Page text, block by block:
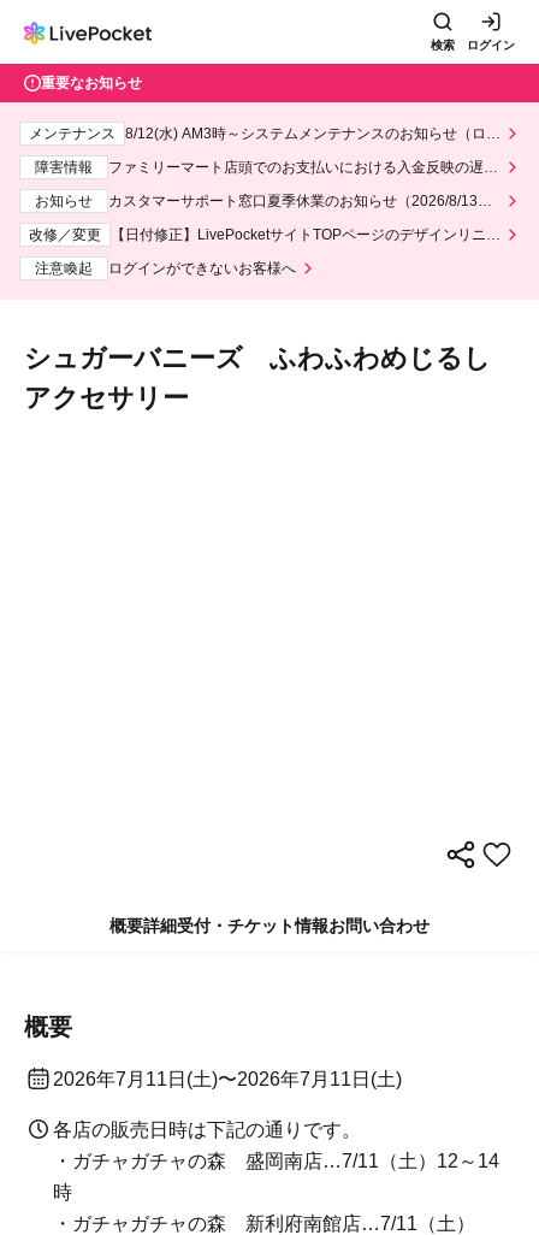
検索 ログイン
重要なお知らせ
メンテナンス
8/12(水) AM3時～システムメンテナンスのお知らせ（ロー
障害情報
ファミリーマート店頭でのお支払いにおける入金反映の遅延
お知らせ
カスタマーサポート窓口夏季休業のお知らせ（2026/8/13～2
026/8/14）
改修／変更
【日付修正】LivePocketサイトTOPページのデザインリニュ
注意喚起
ログインができないお客様へ
シュガーバニーズ ふわふわめじるし
アクセサリー
概要詳細受付・チケット情報お問い合わせ
概要
2026年7月11日(土)〜2026年7月11日(土)
各店の販売日時は下記の通りです。
・ガチャガチャの森 盛岡南店…7/11（土）12～14
時
・ガチャガチャの森 新利府南館店…7/11（土）